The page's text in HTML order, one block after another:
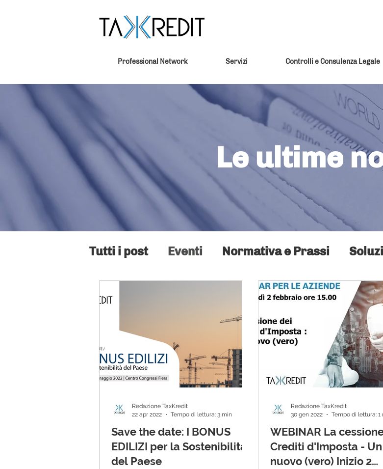
Professional Network Servizi Controlli e Consulenza Legale
Le ultime
Tutti i post Eventi Normativa e Prassi
Save the date: I BONUS
EDILIZI per la Sostenibilità
del Paese
Redazione TaxKredit
22 apr 2022
Tempo di lettura: 3 min
WEBINAR La
Crediti d'Imposta - Un
nuovo (vero) Inizio 2
Redazione TaxKredit
30 gen 2022
Tempo di lettura: 1